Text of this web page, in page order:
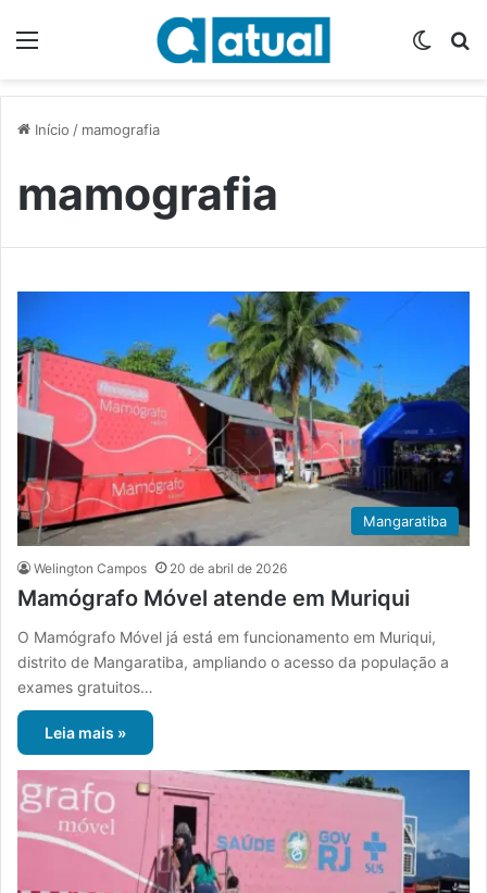
Início / mamografia
mamografia
Mangaratiba
Welington Campos 20 de abril de 2026
Mamógrafo Móvel atende em Muriqui
O Mamógrafo Móvel já está em funcionamento em Muriqui,
distrito de Mangaratiba, ampliando o acesso da população a
exames gratuitos…
Leia mais »